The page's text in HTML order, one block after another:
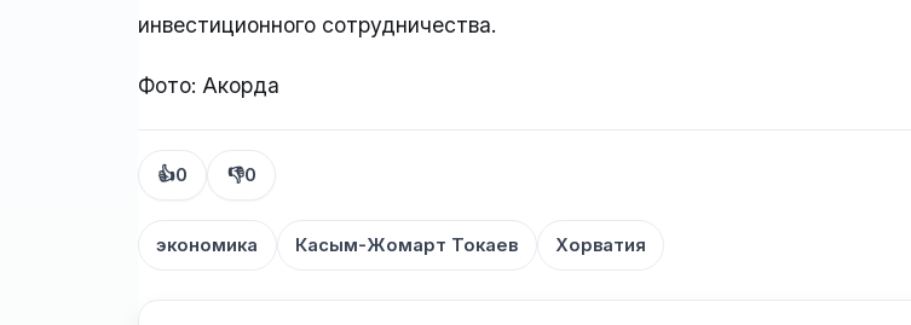
инвестиционного сотрудничества.
Фото: Акорда
👍0 👎0
экономика Касым-Жомарт Токаев Хорватия